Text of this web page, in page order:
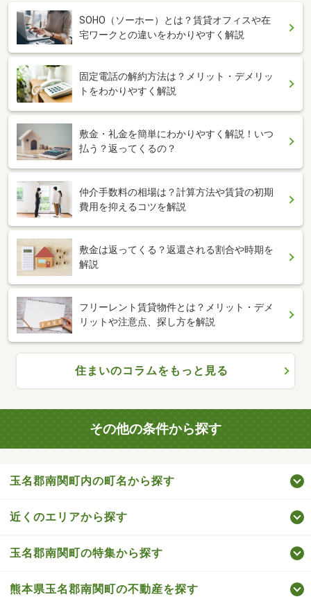
SOHO（ソーホー）とは？賃貸オフィスや在
宅ワークとの違いをわかりやすく解説
固定電話の解約方法は？メリット・デメリッ
トをわかりやすく解説
敷金・礼金を簡単にわかりやすく解説！いつ
払う？返ってくるの？
仲介手数料の相場は？計算方法や賃貸の初期
費用を抑えるコツを解説
敷金は返ってくる？返還される割合や時期を
解説
フリーレント賃貸物件とは？メリット・デメ
リットや注意点、探し方を解説
住まいのコラムをもっと見る
その他の条件から探す
玉名郡南関町内の町名から探す
近くのエリアから探す
玉名郡南関町の特集から探す
熊本県玉名郡南関町の不動産を探す